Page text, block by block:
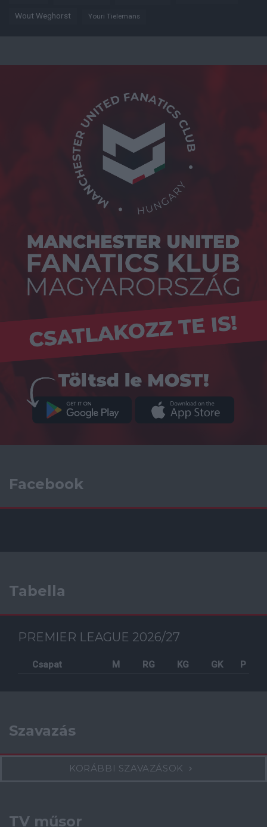
Wout Weghorst Youri Tielemans
Facebook
Tabella
PREMIER LEAGUE 2026/27
Csapat M RG KG GK P
Szavazás
KORÁBBI SZAVAZÁSOK
TV műsor